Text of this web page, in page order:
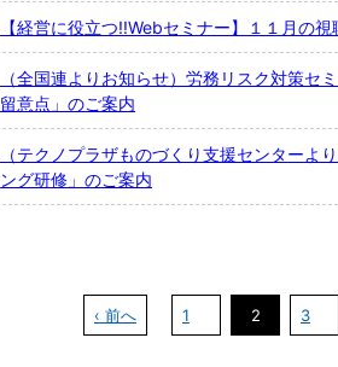
【経営に役立つ!!Webセミナー】１１月の
（全国連よりお知らせ）労務リスク対策セ
留意点」のご案内
（テクノプラザものづくり支援センターよ
ング研修」のご案内
‹ 前へ 1 2 3